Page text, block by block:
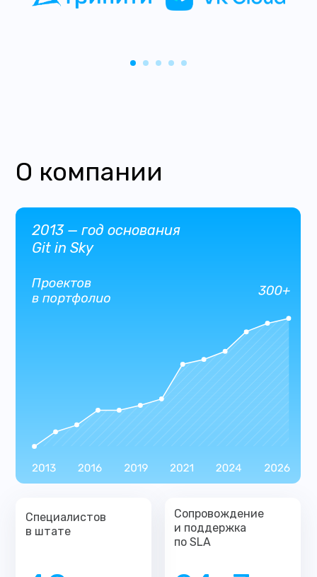
О компании
Специалистов
в штате
Сопровождение
и поддержка
по SLA
2013 — год основания
Git in Sky